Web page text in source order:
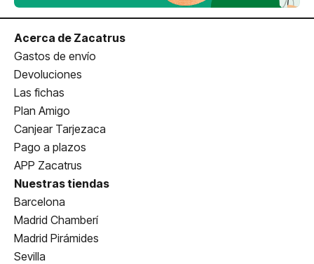
Acerca de Zacatrus
Gastos de envío
Devoluciones
Las fichas
Plan Amigo
Canjear Tarjezaca
Pago a plazos
APP Zacatrus
Nuestras tiendas
Barcelona
Madrid Chamberí
Madrid Pirámides
Sevilla